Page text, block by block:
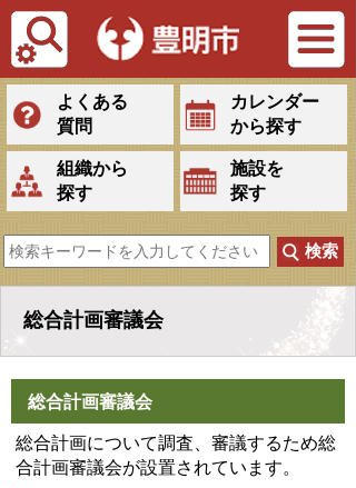
Tiếng Việt
よくある
質問
カレンダー
から探す
組織から
探す
施設を
探す
総合計画審議会
総合計画審議会
総合計画について調査、審議するため総
合計画審議会が設置されています。